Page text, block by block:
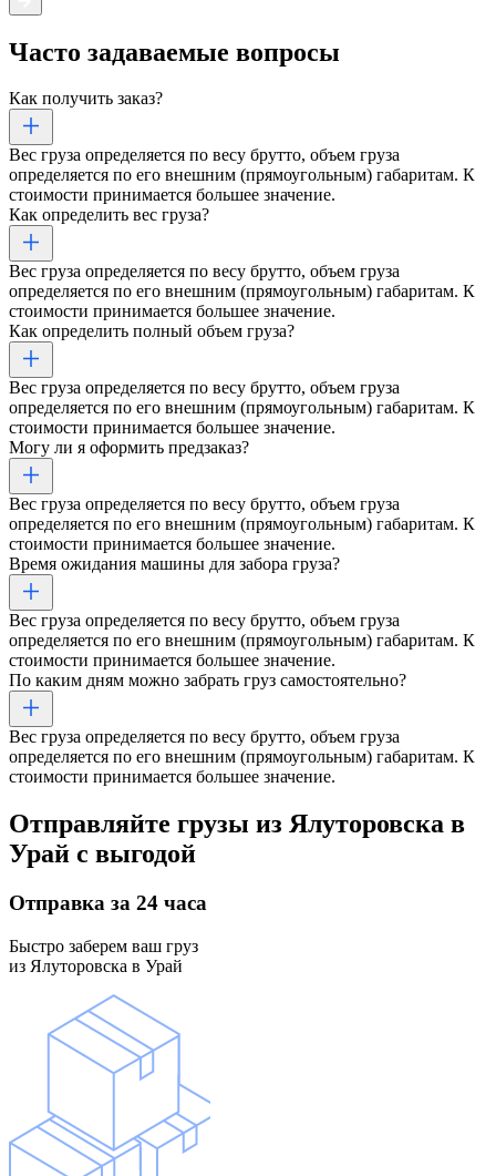
Часто задаваемые вопросы
Как получить заказ?
Вес груза определяется по весу брутто, объем груза
определяется по его внешним (прямоугольным) габаритам. К
стоимости принимается большее значение.
Как определить вес груза?
Вес груза определяется по весу брутто, объем груза
определяется по его внешним (прямоугольным) габаритам. К
стоимости принимается большее значение.
Как определить полный объем груза?
Вес груза определяется по весу брутто, объем груза
определяется по его внешним (прямоугольным) габаритам. К
стоимости принимается большее значение.
Могу ли я оформить предзаказ?
Вес груза определяется по весу брутто, объем груза
определяется по его внешним (прямоугольным) габаритам. К
стоимости принимается большее значение.
Время ожидания машины для забора груза?
Вес груза определяется по весу брутто, объем груза
определяется по его внешним (прямоугольным) габаритам. К
стоимости принимается большее значение.
По каким дням можно забрать груз самостоятельно?
Вес груза определяется по весу брутто, объем груза
определяется по его внешним (прямоугольным) габаритам. К
стоимости принимается большее значение.
Отправляйте грузы из Ялуторовска в
Урай с выгодой
Отправка за 24 часа
Быстро заберем ваш груз
из Ялуторовска в Урай